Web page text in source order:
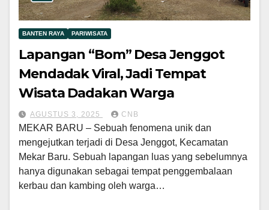
BANTEN RAYA PARIWISATA
Lapangan “Bom” Desa Jenggot
Mendadak Viral, Jadi Tempat
Wisata Dadakan Warga
AGUSTUS 3, 2025 CNB
MEKAR BARU – Sebuah fenomena unik dan
mengejutkan terjadi di Desa Jenggot, Kecamatan
Mekar Baru. Sebuah lapangan luas yang sebelumnya
hanya digunakan sebagai tempat penggembalaan
kerbau dan kambing oleh warga…